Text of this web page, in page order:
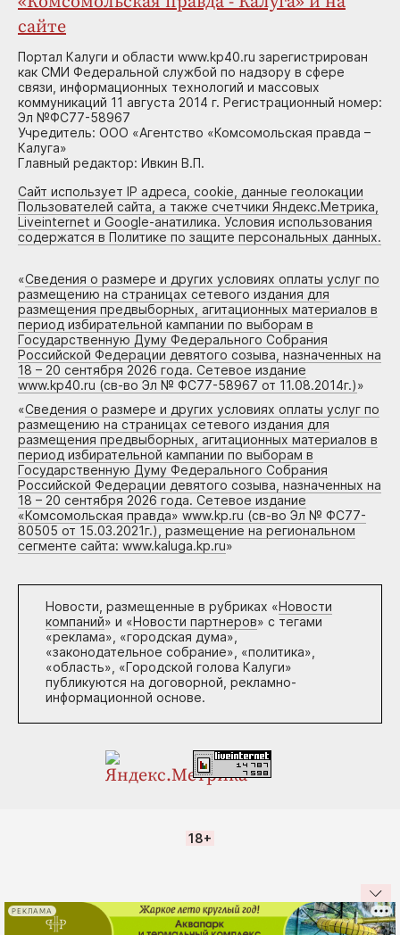
сайте
Портал Калуги и области www.kp40.ru зарегистрирован
как СМИ Федеральной службой по надзору в сфере
связи, информационных технологий и массовых
коммуникаций 11 августа 2014 г. Регистрационный номер:
Эл №ФС77-58967
Учредитель: ООО «Агентство «Комсомольская правда –
Калуга»
Главный редактор: Ивкин В.П.
Сайт использует IP адреса, cookie, данные геолокации
Пользователей сайта, а также счетчики Яндекс.Метрика,
Liveinternet и Google-анатилика. Условия использования
содержатся в Политике по защите персональных данных.
«Сведения о размере и других условиях оплаты услуг по
размещению на страницах сетевого издания для
размещения предвыборных, агитационных материалов в
период избирательной кампании по выборам в
Государственную Думу Федерального Собрания
Российской Федерации девятого созыва, назначенных на
18 – 20 сентября 2026 года. Сетевое издание
www.kp40.ru (св-во Эл № ФС77-58967 от 11.08.2014г.)»
«Сведения о размере и других условиях оплаты услуг по
размещению на страницах сетевого издания для
размещения предвыборных, агитационных материалов в
период избирательной кампании по выборам в
Государственную Думу Федерального Собрания
Российской Федерации девятого созыва, назначенных на
18 – 20 сентября 2026 года. Сетевое издание
«Комсомольская правда» www.kp.ru (св-во Эл № ФС77-
80505 от 15.03.2021г.), размещение на региональном
сегменте сайта: www.kaluga.kp.ru»
Новости, размещенные в рубриках «Новости
компаний» и «Новости партнеров» с тегами
«реклама», «городская дума»,
«законодательное собрание», «политика»,
«область», «Городской голова Калуги»
публикуются на договорной, рекламно-
информационной основе.
18+
РЕКЛАМА